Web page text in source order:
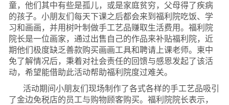
童，他们其中有些是孤儿，或是家庭贫穷，父母得了疾病
的孩子。小朋友们每天下课之后都会来到福利院吃饭、学
习和画画，并用树叶制做手工艺品赚取生活费用。福利院
院长是一位画家，通过出售自己的作品来补贴福利院，近
期他们极度缺乏善款购买画画工具和聘请上课老师。柬中
免了解情况后，秉着对社会责任的回馈与感恩发起了该活
动，希望能借助此活动帮助福利院度过难关。
活动期间小朋友们现场制作了各式各样的手工艺品吸引
了金边免税店的员工与购物顾客购买。福利院院长表示，